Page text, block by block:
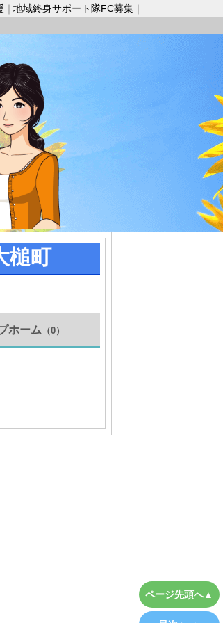
地域終身サポート隊FC募集
槌町
ホーム（0）
ページ先頭へ▲